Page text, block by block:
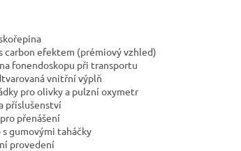
carbon efektem (prémiový vzhled)
fonendoskopu při transportu
vnitřní výplň
pro olivky a pulzní oxymetr
příslušenství
přenášení
gumovými taháčky
provedení